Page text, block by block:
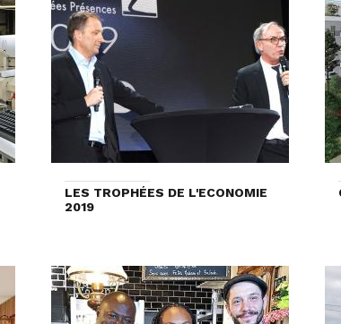
LES TROPHÉES DE L'ECONOMIE
2019